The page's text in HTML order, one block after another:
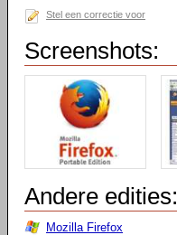
Stel een correctie voor
Screenshots:
Andere edities:
Mozilla Firefox